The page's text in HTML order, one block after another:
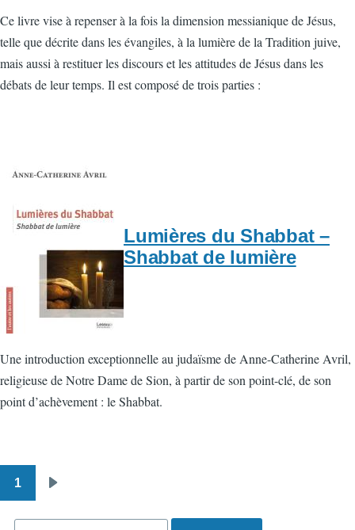
Ce livre vise à repenser à la fois la dimension messianique de Jésus,
telle que décrite dans les évangiles, à la lumière de la Tradition juive,
mais aussi à restituer les discours et les attitudes de Jésus dans les
débats de leur temps. Il est composé de trois parties :
Lumières du Shabbat –
Shabbat de lumière
Une introduction exceptionnelle au judaïsme de Anne-Catherine Avril,
religieuse de Notre Dame de Sion, à partir de son point-clé, de son
point d’achèvement : le Shabbat.
Pagination
1